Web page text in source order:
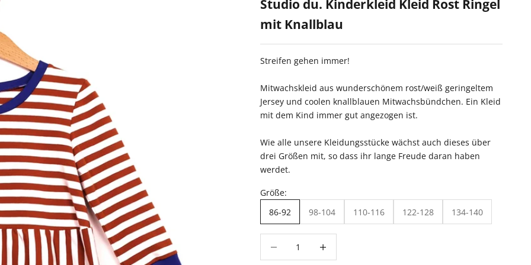
Studio du. Kinderkleid Kleid Rost Ringel
mit Knallblau
Streifen gehen immer!
Mitwachskleid aus wunderschönem rost/weiß geringeltem
Jersey und coolen knallblauen Mitwachsbündchen. Ein Kleid
mit dem Kind immer gut angezogen ist.
Wie alle unsere Kleidungsstücke wächst auch dieses über
drei Größen mit, so dass ihr lange Freude daran haben
werdet.
Größe:
86-92
98-104 110-116 122-128 134-140